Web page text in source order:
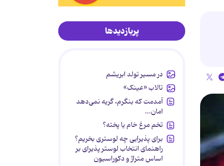
پربازدیدها
در مسیر تولد ابریشم
تالاب «عینک»
آمدمت که بنگرم، گریه نمی‌دهد
امان...
تخم مرغ خام یا پخته؟
برای پذیرایی چه لوستری بخریم؟
راهنمای انتخاب لوستر پذیرای بر
اساس متراژ و دکوراسیون